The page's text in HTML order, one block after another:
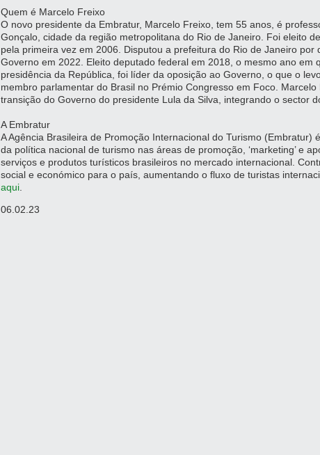
Quem é Marcelo Freixo
O novo presidente da Embratur, Marcelo Freixo, tem 55 anos, é
Gonçalo, cidade da região metropolitana do Rio de Janeiro. Foi eleito
pela primeira vez em 2006. Disputou a prefeitura do Rio de Janeiro por
Governo em 2022. Eleito deputado federal em 2018, o mesmo ano em
presidência da República, foi líder da oposição ao Governo, o que o
membro parlamentar do Brasil no Prémio Congresso em Foco.
transição do Governo do presidente Lula da Silva, integrando o sector
A Embratur
A Agência Brasileira de Promoção Internacional do Turismo (Embratur)
da política nacional de turismo nas áreas de promoção, ‘marketing’ e
serviços e produtos turísticos brasileiros no mercado internacional.
social e económico para o país, aumentando o fluxo de turistas
aqui
06.02.23